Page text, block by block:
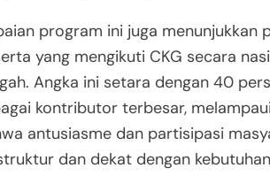
program ini juga menunjukkan
yang mengikuti CKG secara
Angka ini setara dengan 40
kontributor terbesar,
antusiasme dan partisipasi
dan dekat dengan